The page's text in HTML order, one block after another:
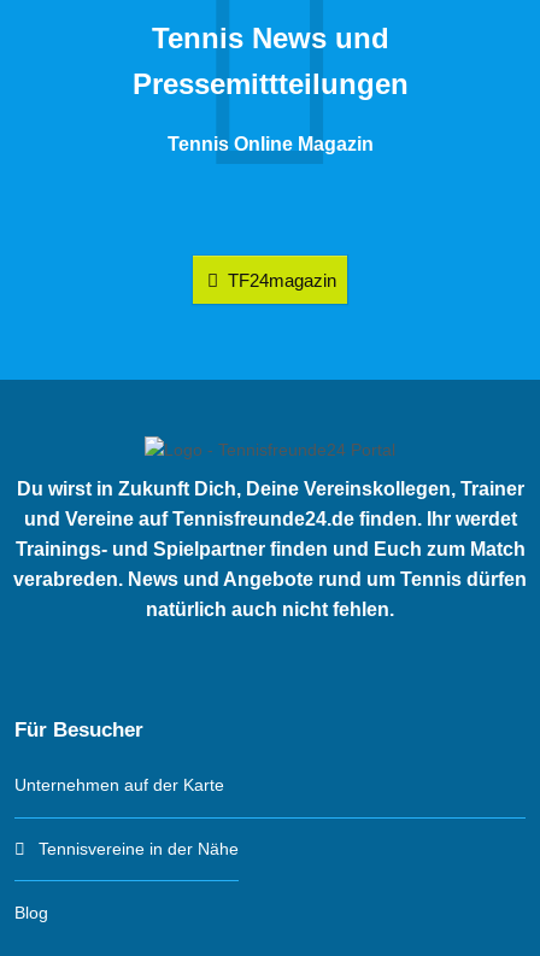
Tennis News und
Pressemittteilungen
Tennis Online Magazin
TF24magazin
Du wirst in Zukunft Dich, Deine Vereinskollegen, Trainer
und Vereine auf Tennisfreunde24.de finden. Ihr werdet
Trainings- und Spielpartner finden und Euch zum Match
verabreden. News und Angebote rund um Tennis dürfen
natürlich auch nicht fehlen.
Für Besucher
Unternehmen auf der Karte
Tennisvereine in der Nähe
Blog